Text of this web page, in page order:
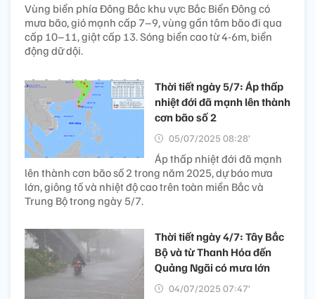
Vùng biển phía Đông Bắc khu vực Bắc Biển Đông có
mưa bão, gió mạnh cấp 7–9, vùng gần tâm bão đi qua
cấp 10–11, giật cấp 13. Sóng biển cao từ 4-6m, biển
động dữ dội.
Thời tiết ngày 5/7: Áp thấp
nhiệt đới đã mạnh lên thành
cơn bão số 2
05/07/2025 08:28’
Áp thấp nhiệt đới đã mạnh
lên thành cơn bão số 2 trong năm 2025, dự báo mưa
lớn, giông tố và nhiệt độ cao trên toàn miền Bắc và
Trung Bộ trong ngày 5/7.
Thời tiết ngày 4/7: Tây Bắc
Bộ và từ Thanh Hóa đến
Quảng Ngãi có mưa lớn
04/07/2025 07:47’